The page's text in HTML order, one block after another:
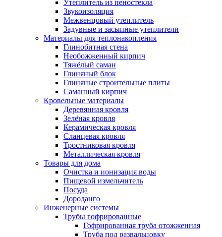
Утеплитель из пеностекла
Звукоизоляция
Межвенцовый утеплитель
Задувные и засыпные утеплители
Материалы для теплонакопления
Глинобитная стена
Необожженный кирпич
Тяжёлый саман
Глиняный блок
Глиняные строительные плиты
Саманный кирпич
Кровельные материалы
Деревянная кровля
Зелёная кровля
Керамическая кровля
Сланцевая кровля
Тростниковая кровля
Металлическая кровля
Товары для дома
Очистка и ионизация воды
Пищевой измельчитель
Посуда
Дороданго
Инженерные системы
Трубы гофрированные
Гофрированная труба отожженная
Труба под развальцовку